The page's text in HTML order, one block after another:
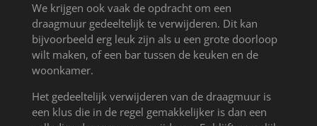
We krijgen ook vaak de opdracht om een
draagmuur gedeeltelijk te verwijderen. Dit kan
bijvoorbeeld erg leuk zijn als u een grote doorloop
wilt maken, of een bar tussen de keuken en de
woonkamer.
Het gedeeltelijk verwijderen van de draagmuur is
een klus die in de regel gemakkelijker is dan een